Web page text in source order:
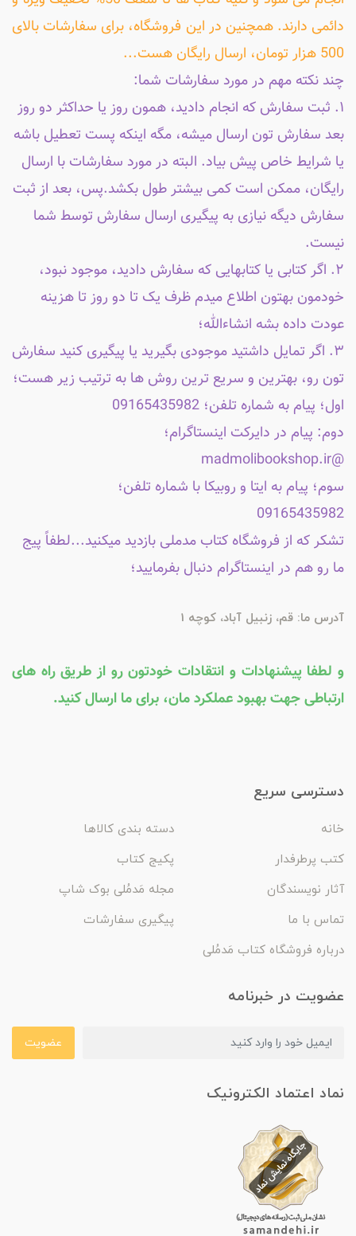
دائمی دارند. همچنین در این فروشگاه، برای سفارشات بالای
500 هزار تومان، ارسال رایگان هست...
چند نکته مهم در مورد سفارشات شما:
۱. ثبت سفارش که انجام دادید، همون روز یا حداکثر دو روز
بعد سفارش تون ارسال میشه، مگه اینکه پست تعطیل باشه
یا شرایط خاص پیش بیاد. البته در مورد سفارشات با ارسال
رایگان، ممکن است کمی بیشتر طول بکشد.پس، بعد از ثبت
سفارش دیگه نیازی به پیگیری ارسال سفارش توسط شما
نیست.
۲. اگر کتابی یا کتابهایی که سفارش دادید، موجود نبود،
خودمون بهتون اطلاع میدم ظرف یک تا دو روز تا هزینه
عودت داده بشه انشاءالله؛
۳. اگر تمایل داشتید موجودی بگیرید یا پیگیری کنید سفارش
تون رو، بهترین و سریع ترین روش ها به ترتیب زیر هست؛
اول؛ پیام به شماره تلفن؛ 09165435982
دوم: پیام در دایرکت اینستاگرام؛
@madmolibookshop.ir
سوم؛ پیام به ایتا و روبیکا با شماره تلفن؛
09165435982
تشکر که از فروشگاه کتاب مدملی بازدید میکنید...لطفاً پیج
ما رو هم در اینستاگرام دنبال بفرمایید؛
آدرس ما: قم، زنبیل آباد، کوچه 1
و لطفا پیشنهادات و انتقادات خودتون رو از طریق راه های
ارتباطی جهت بهبود عملکرد مان، برای ما ارسال کنید.
دسترسی سریع
خانه
دسته بندی کالاها
کتب پرطرفدار
پکیج کتاب
آثار نویسندگان
مجله مَدمُلی بوک شاپ
تماس با ما
پیگیری سفارشات
درباره فروشگاه کتاب مَدمُلی
عضویت در خبرنامه
عضویت
نماد اعتماد الکترونیک